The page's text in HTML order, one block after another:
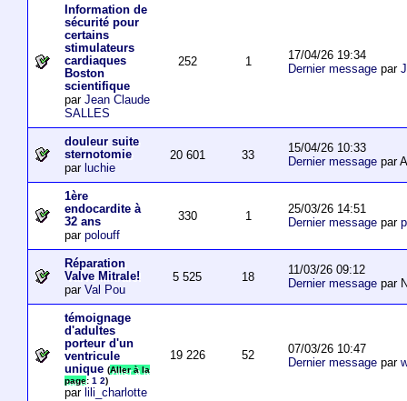
Information de
sécurité pour
certains
stimulateurs
cardiaques
Boston
scientifique
par Jean Claude
SALLES
252 1
17/04/26 19:34
Dernier messagepar
douleur suite
sternotomie
par luchie
20 601 33
15/04/26 10:33
Dernier messagepar
1ère
endocardite à
32 ans
par polouff
330 1
25/03/26 14:51
Dernier messagepar
Réparation
Valve Mitrale!
par Val Pou
5 525 18
11/03/26 09:12
Dernier messagepar
témoignage
d'adultes
porteur d'un
ventricule
unique (Aller à la
page: 1 2)
par lili_charlotte
19 226 52
07/03/26 10:47
Dernier messagepar